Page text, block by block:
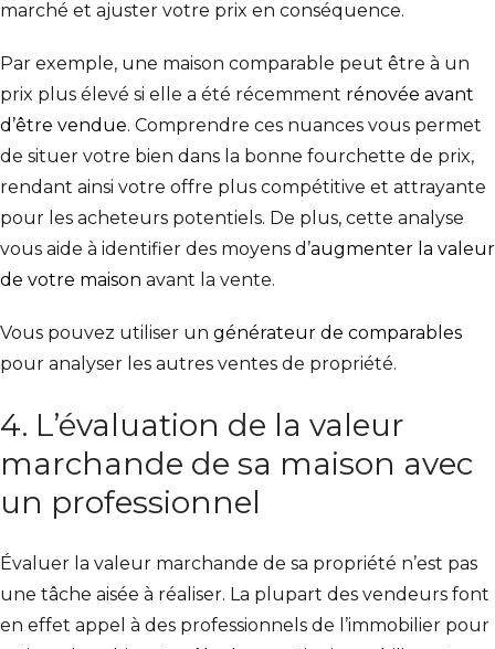
marché et ajuster votre prix en conséquence.
Par exemple, une maison comparable peut être à un
prix plus élevé si elle a été récemment rénovée avant
d’être vendue. Comprendre ces nuances vous permet
de situer votre bien dans la bonne fourchette de prix,
rendant ainsi votre offre plus compétitive et attrayante
pour les acheteurs potentiels. De plus, cette analyse
vous aide à identifier des moyens d’augmenter la valeur
de votre maison avant la vente.
Vous pouvez utiliser un générateur de comparables
pour analyser les autres ventes de propriété.
4. L’évaluation de la valeur
marchande de sa maison avec
un professionnel
Évaluer la valeur marchande de sa propriété n’est pas
une tâche aisée à réaliser. La plupart des vendeurs font
en effet appel à des professionnels de l’immobilier pour